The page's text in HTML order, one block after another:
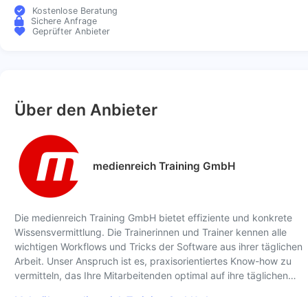
Kostenlose Beratung
Sichere Anfrage
Geprüfter Anbieter
Über den Anbieter
medienreich Training GmbH
Die medienreich Training GmbH bietet effiziente und konkrete
Wissensvermittlung. Die Trainerinnen und Trainer kennen alle
wichtigen Workflows und Tricks der Software aus ihrer täglichen
Arbeit. Unser Anspruch ist es, praxisorientiertes Know-how zu
vermitteln, das Ihre Mitarbeitenden optimal auf ihre täglichen…